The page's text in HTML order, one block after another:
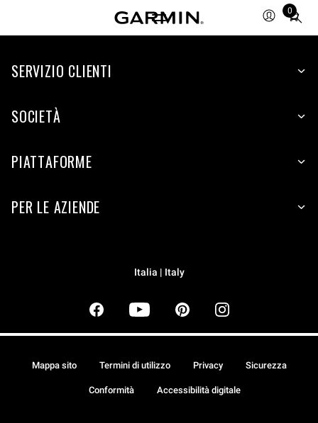
0
Total
items
cart:
SERVIZIO CLIENTI
SOCIETÀ
PIATTAFORME
PER LE AZIENDE
Italia | Italy
Mappa sito Termini di utilizzo Privacy Sicurezza
Conformità Accessibilità digitale